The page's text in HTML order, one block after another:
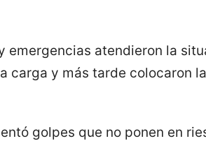
emergencias atendieron la
carga y más tarde colocaron
golpes que no ponen en